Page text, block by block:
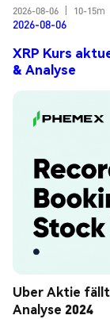
2026-08-06
10-15m
2026-08-06
XRP Kurs
& Analyse
Uber Aktie
Analyse 2024